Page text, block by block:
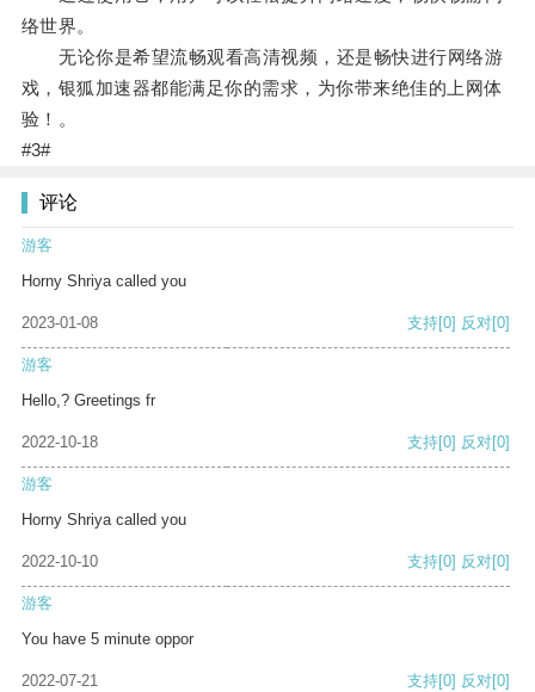
络世界。
无论你是希望流畅观看高清视频，还是畅快进行网络游
戏，银狐加速器都能满足你的需求，为你带来绝佳的上网体
验！。
#3#
评论
游客
Horny Shriya called you
2023-01-08 支持[0] 反对[0]
游客
Hello,? Greetings fr
2022-10-18 支持[0] 反对[0]
游客
Horny Shriya called you
2022-10-10 支持[0] 反对[0]
游客
You have 5 minute oppor
2022-07-21 支持[0] 反对[0]